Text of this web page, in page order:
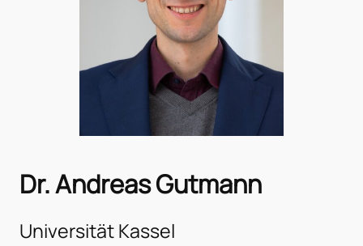
Dr. Andreas Gutmann
Universität Kassel